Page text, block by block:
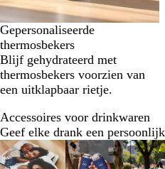
Gepersonaliseerde
thermosbekers
Blijf gehydrateerd met
thermosbekers voorzien van
een uitklapbaar rietje.
Accessoires voor drinkwaren
Geef elke drank een
Nieuwe opties
Dia's
1